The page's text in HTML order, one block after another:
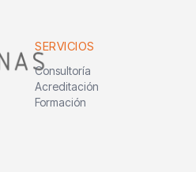
SERVICIOS
Consultoría
Acreditación
Formación